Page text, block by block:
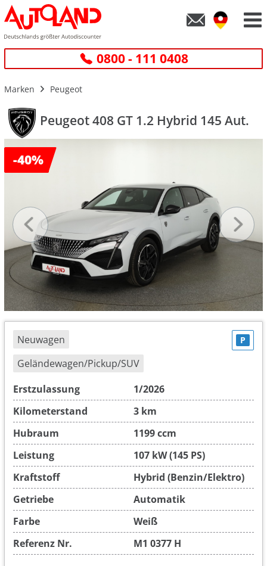
0800 - 111 0408
Marken Peugeot
Peugeot 408 GT 1.2 Hybrid 145 Aut.
-40%
Neuwagen
Geländewagen/Pickup/SUV
P
Erstzulassung
1/2026
Kilometerstand
3 km
Hubraum
1199 ccm
Leistung
107 kW (145 PS)
Kraftstoff
Hybrid (Benzin/Elektro)
Getriebe
Automatik
Farbe
Weiß
Referenz Nr.
M1 0377 H